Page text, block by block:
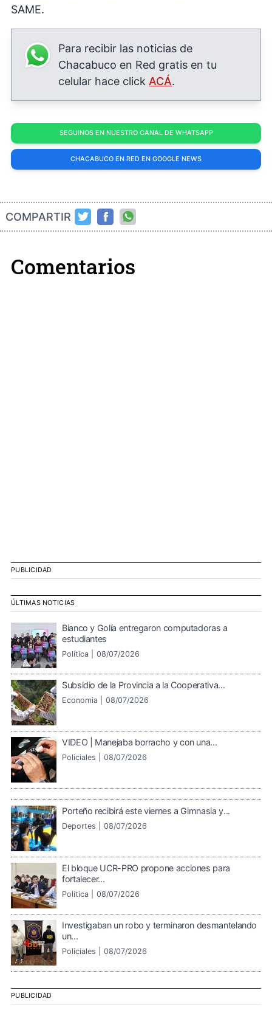
SAME.
Para recibir las noticias de
Chacabuco en Red gratis en tu
celular hace click ACÁ.
SEGUINOS EN NUESTRO CANAL DE WHATSAPP
CHACABUCO EN RED EN GOOGLE NEWS
COMPARTIR
Comentarios
PUBLICIDAD
ÚLTIMAS NOTICIAS
Bianco y Golía entregaron computadoras a
estudiantes
Política | 08/07/2026
Subsidio de la Provincia a la Cooperativa...
Economia | 08/07/2026
VIDEO | Manejaba borracho y con una...
Policiales | 08/07/2026
Porteño recibirá este viernes a Gimnasia y...
Deportes | 08/07/2026
El bloque UCR-PRO propone acciones para
fortalecer...
Política | 08/07/2026
Investigaban un robo y terminaron desmantelando
un...
Policiales | 08/07/2026
PUBLICIDAD